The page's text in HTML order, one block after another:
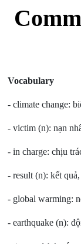
Vocabulary
- climate change:
- victim (n): nạn
- in charge: chịu
- result (n): kết
- global warming:
- earthquake (n):